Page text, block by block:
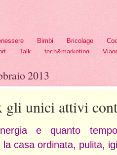
Bimbi Bricolage
Talk tech&marketing
2013
gli unici attivi
e quanto
la casa ordinata, pulita,